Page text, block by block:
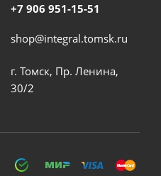
+7 906 951-15-51
shop@integral.tomsk.ru
г. Томск, Пр. Ленина,
30/2